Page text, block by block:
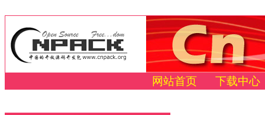
网站首页 下载中心